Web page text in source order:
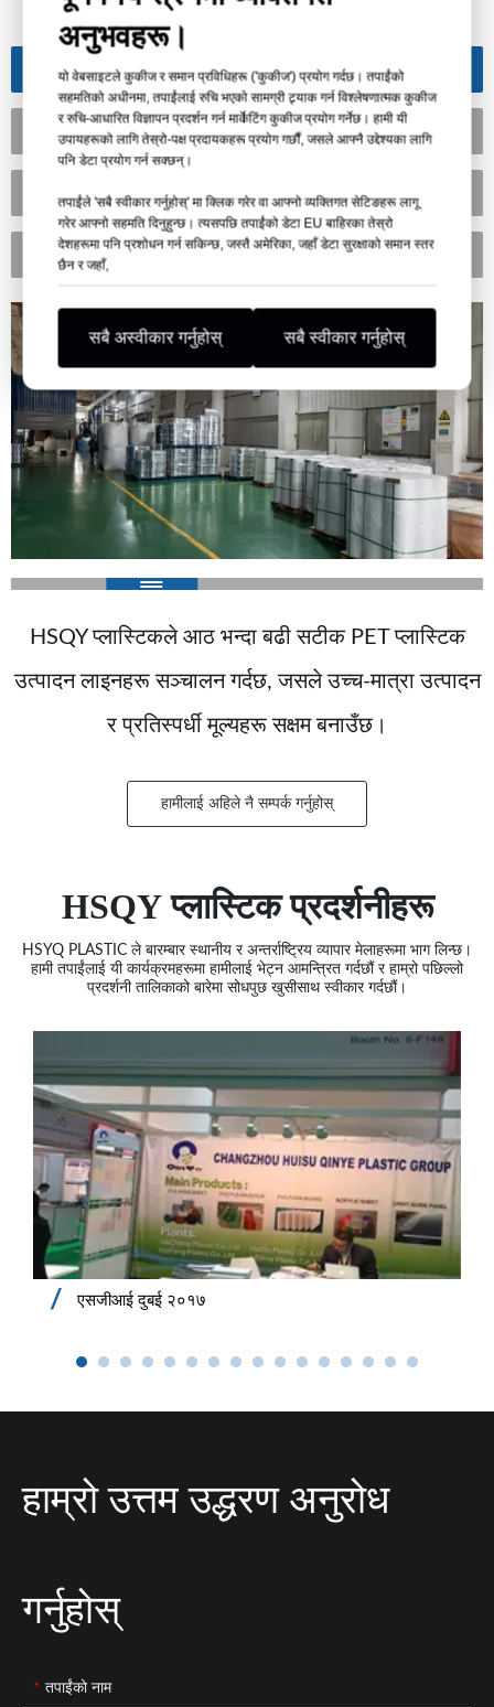
PET प्लास्टिक पाना कारखाना
पीवीसी प्लास्टिक पाना कारखाना
पीवीसी फोम बोर्ड कारखाना
CPET ट्रे कारखाना
HSQY प्लास्टिकले आठ भन्दा बढी सटीक PET प्लास्टिक
उत्पादन लाइनहरू सञ्चालन गर्दछ, जसले उच्च-मात्रा उत्पादन
र प्रतिस्पर्धी मूल्यहरू सक्षम बनाउँछ।
हामीलाई अहिले नै सम्पर्क गर्नुहोस्
HSQY प्लास्टिक प्रदर्शनीहरू
HSYQ PLASTIC ले बारम्बार स्थानीय र अन्तर्राष्ट्रिय व्यापार मेलाहरूमा भाग लिन्छ।
हामी तपाईंलाई यी कार्यक्रमहरूमा हामीलाई भेट्न आमन्त्रित गर्दछौं र हाम्रो पछिल्लो
प्रदर्शनी तालिकाको बारेमा सोधपुछ खुसीसाथ स्वीकार गर्दछौं।
एसजीआई दुबई २०१७
हाम्रो उत्तम उद्धरण अनुरोध
गर्नुहोस्
* तपाईंको नाम
अनुभवहरू।
यो वेबसाइटले कुकीज र समान प्रविधिहरू ('कुकीज') प्रयोग गर्दछ। तपाईंको
सहमतिको अधीनमा, तपाईंलाई रुचि भएको सामग्री ट्र्याक गर्न विश्लेषणात्मक कुकीज
र रुचि-आधारित विज्ञापन प्रदर्शन गर्न मार्केटिंग कुकीज प्रयोग गर्नेछ। हामी यी
उपायहरूको लागि तेस्रो-पक्ष प्रदायकहरू प्रयोग गर्छौं, जसले आफ्नै उद्देश्यका लागि
पनि डेटा प्रयोग गर्न सक्छन्।
तपाईंले 'सबै स्वीकार गर्नुहोस्' मा क्लिक गरेर वा आफ्नो व्यक्तिगत सेटिङहरू लागू
गरेर आफ्नो सहमति दिनुहुन्छ। त्यसपछि तपाईंको डेटा EU बाहिरका तेस्रो
देशहरूमा पनि प्रशोधन गर्न सकिन्छ, जस्तै अमेरिका, जहाँ डेटा सुरक्षाको समान स्तर
छैन र जहाँ,
सबै अस्वीकार गर्नुहोस् सबै स्वीकार गर्नुहोस्